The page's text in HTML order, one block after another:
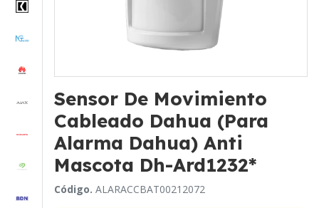
Sensor De Movimiento
Cableado Dahua (Para
Alarma Dahua) Anti
Mascota Dh-Ard1232*
Código. ALARACCBAT00212072